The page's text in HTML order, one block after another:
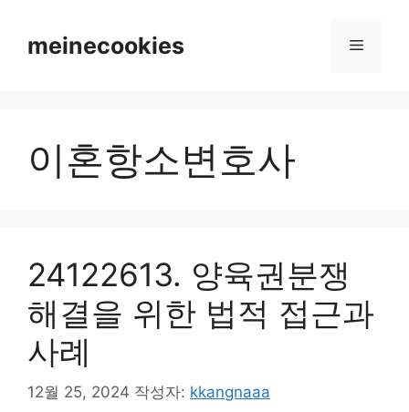
meinecookies 메
이혼항소변호사
24122613. 양육권분쟁
해결을 위한 법적 접근과
사례
12월 25, 2024 작성자: kkangnaaa